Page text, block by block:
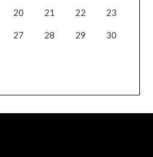
20 21 22 23
27 28 29 30